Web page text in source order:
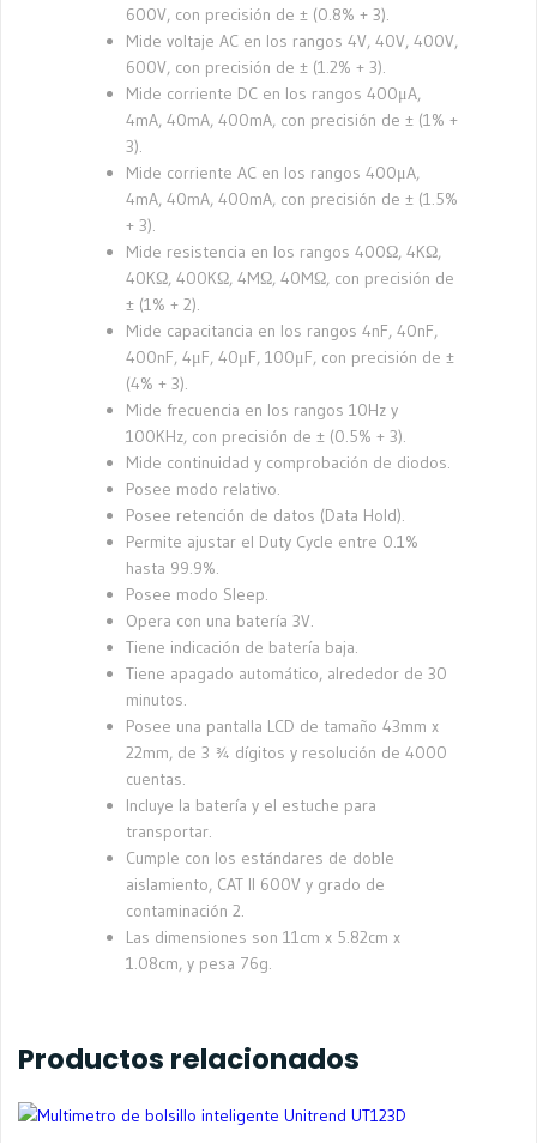
600V, con precisión de ± (0.8% + 3).
Mide voltaje AC en los rangos 4V, 40V, 400V,
600V, con precisión de ± (1.2% + 3).
Mide corriente DC en los rangos 400μA,
4mA, 40mA, 400mA, con precisión de ± (1% +
3).
Mide corriente AC en los rangos 400μA,
4mA, 40mA, 400mA, con precisión de ± (1.5%
+ 3).
Mide resistencia en los rangos 400Ω, 4KΩ,
40KΩ, 400KΩ, 4MΩ, 40MΩ, con precisión de
± (1% + 2).
Mide capacitancia en los rangos 4nF, 40nF,
400nF, 4μF, 40μF, 100μF, con precisión de ±
(4% + 3).
Mide frecuencia en los rangos 10Hz y
100KHz, con precisión de ± (0.5% + 3).
Mide continuidad y comprobación de diodos.
Posee modo relativo.
Posee retención de datos (Data Hold).
Permite ajustar el Duty Cycle entre 0.1%
hasta 99.9%.
Posee modo Sleep.
Opera con una batería 3V.
Tiene indicación de batería baja.
Tiene apagado automático, alrededor de 30
minutos.
Posee una pantalla LCD de tamaño 43mm x
22mm, de 3 ¾ dígitos y resolución de 4000
cuentas.
Incluye la batería y el estuche para
transportar.
Cumple con los estándares de doble
aislamiento, CAT II 600V y grado de
contaminación 2.
Las dimensiones son 11cm x 5.82cm x
1.08cm, y pesa 76g.
Productos relacionados